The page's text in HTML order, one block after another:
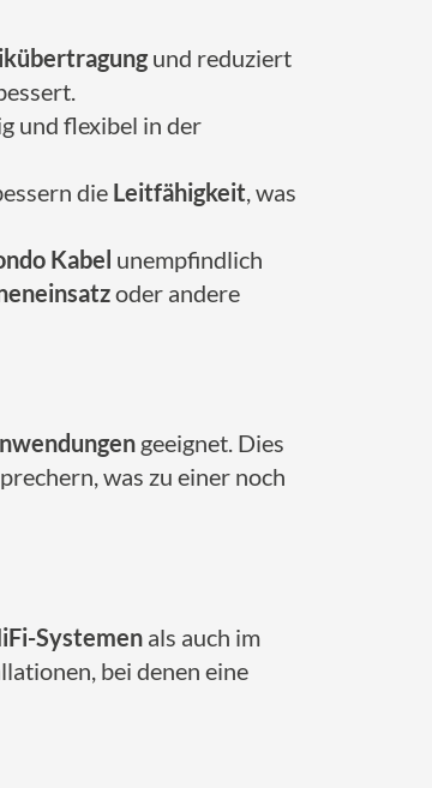
und reduziert
und flexibel in der
die Leitfähigkeit, was
Kabel unempfindlich
oder andere
geeignet. Dies
was zu einer noch
Systemen als auch im
bei denen eine